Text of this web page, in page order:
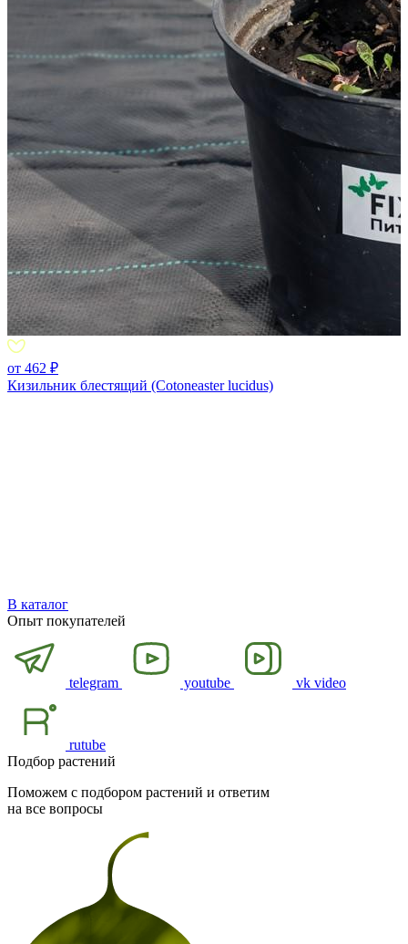
от 462 ₽
Кизильник блестящий (Cotoneaster lucidus)
В каталог
Опыт покупателей
telegram youtube vk video
rutube
Подбор растений
Поможем с подбором растений и ответим
на все вопросы